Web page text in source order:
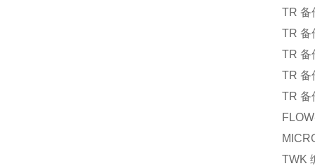
TR 备
TR 备
TR 备
TR 备
TR 备
TWK